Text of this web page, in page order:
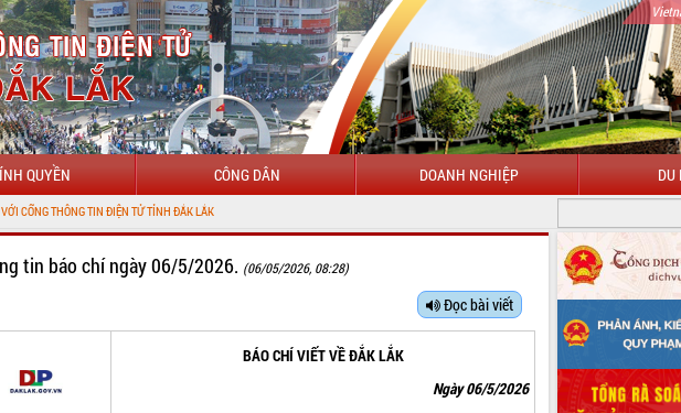
QUYỀN CÔNG DÂN DOANH NGHIỆP DU
TỬ TỈNH ĐẮK LẮK
tin báo chí ngày 06/5/2026. (06/05/2026, 08:28)
Đọc bài viết
BÁO CHÍ VIẾT VỀ ĐẮK LẮK
Ngày 06/5/2026